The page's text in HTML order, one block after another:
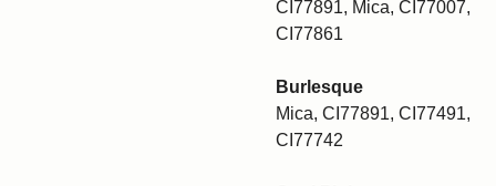
CI77891, Mica, CI77007,
CI77861
Burlesque
Mica, CI77891, CI77491,
CI77742